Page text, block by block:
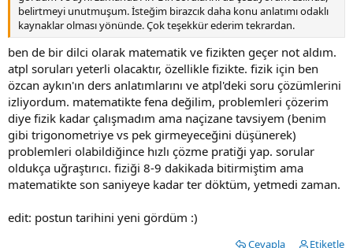
belirtmeyi unutmuşum. İsteğim birazcık daha konu anlatımı odaklı
kaynaklar olması yönünde. Çok teşekkür ederim tekrardan.
ben de bir dilci olarak matematik ve fizikten geçer not aldım.
atpl soruları yeterli olacaktır, özellikle fizikte. fizik için ben
özcan aykın'ın ders anlatımlarını ve atpl'deki soru çözümlerini
izliyordum. matematikte fena değilim, problemleri çözerim
diye fizik kadar çalışmadım ama naçizane tavsiyem (benim
gibi trigonometriye vs pek girmeyeceğini düşünerek)
problemleri olabildiğince hızlı çözme pratiği yap. sorular
oldukça uğraştırıcı. fiziği 8-9 dakikada bitirmiştim ama
matematikte son saniyeye kadar ter döktüm, yetmedi zaman.
edit: postun tarihini yeni gördüm :)
Cevapla Etiketle